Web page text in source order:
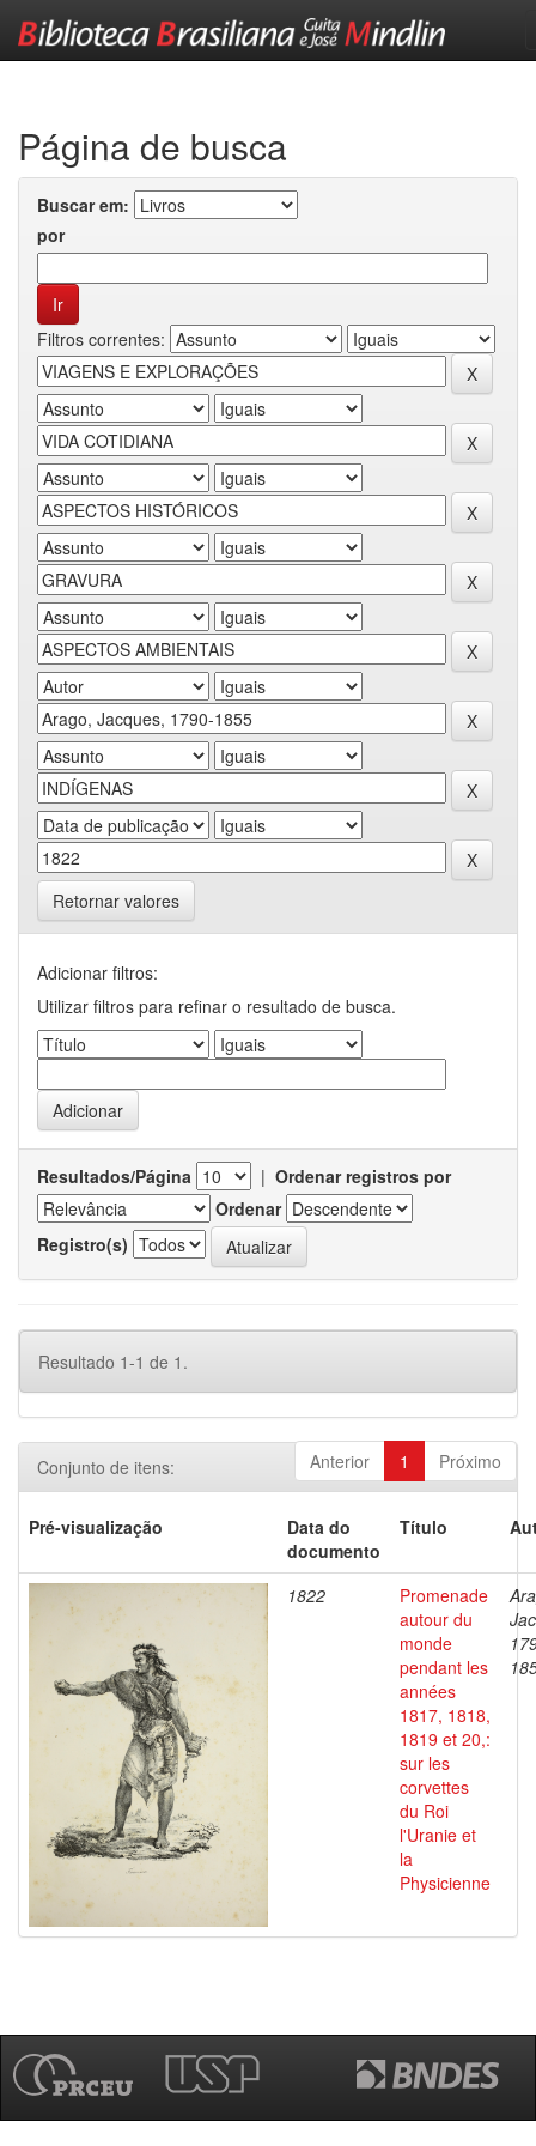
Página de busca
Buscar em:
por
Filtros correntes:
Retornar valores
Adicionar filtros:
Utilizar filtros para refinar o resultado de busca.
Resultados/Página | Ordenar registros por
Ordenar
Registro(s)
Resultado 1-1 de 1.
Anterior 1 Próximo
Conjunto de itens:
Pré-visualização
Data do
documento
Título
1822
Promenade
autour du
monde
pendant les
années
1817, 1818,
1819 et 20,:
sur les
corvettes
du Roi
l'Uranie et
la
Physicienne